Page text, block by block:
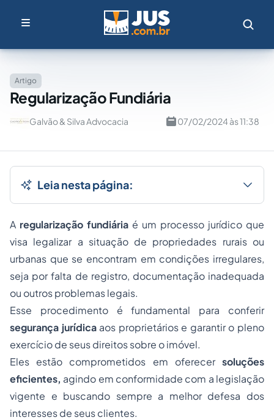
Artigo
Regularização Fundiária
Galvão & Silva Advocacia 07/02/2024 às 11:38
Leia nesta página:
A regularização fundiária é um processo jurídico que
visa legalizar a situação de propriedades rurais ou
urbanas que se encontram em condições irregulares,
seja por falta de registro, documentação inadequada
ou outros problemas legais.
Esse procedimento é fundamental para conferir
segurança jurídicaaos proprietários e garantir o pleno
exercício de seus direitos sobre o imóvel.
Eles estão comprometidos em oferecer soluções
eficientes, agindo em conformidade com a legislação
vigente e buscando sempre a melhor defesa dos
interesses de seus clientes.